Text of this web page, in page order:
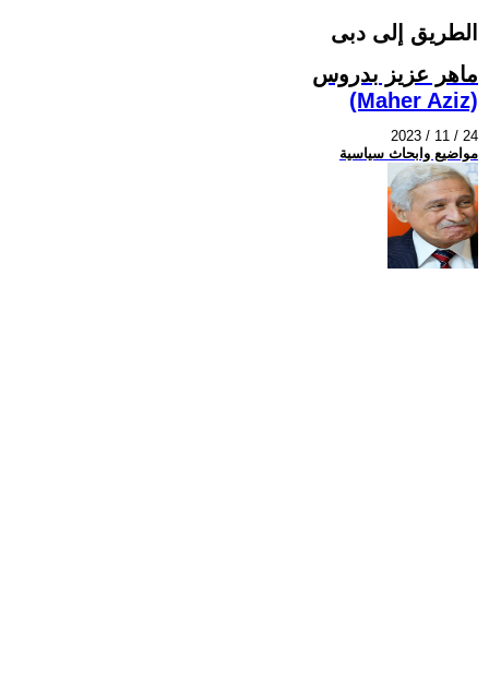
الطريق إلى دبى
ماهر عزيز بدروس
(Maher Aziz)
2023 / 11 / 24
مواضيع وابحاث سياسية